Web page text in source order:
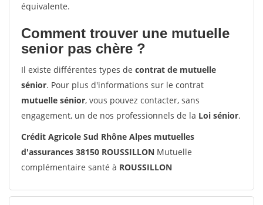
équivalente.
Comment trouver une mutuelle
senior pas chère ?
Il existe différentes types de contrat de mutuelle
sénior. Pour plus d'informations sur le contrat
mutuelle sénior, vous pouvez contacter, sans
engagement, un de nos professionnels de la Loi sénior.
Crédit Agricole Sud Rhône Alpes mutuelles
d'assurances 38150 ROUSSILLON Mutuelle
complémentaire santé à ROUSSILLON